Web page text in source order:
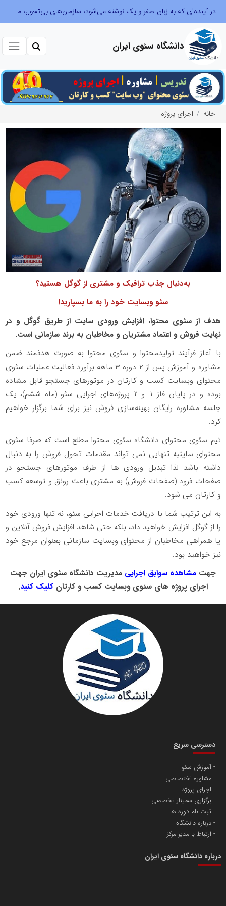
در آینده‌ای که به زبان صفر و یک نوشته می‌شود، سازمان‌های بی‌تحول، محکوم به فراموشی‌اند نوآوری و یادگیری دیجیتال؛ کلید تحول در
دانشگاه سئوی ایران
خانه اجرای پروژه
به‌دنبال جذب ترافیک و مشتری از گوگل هستید؟
سئو وبسایت خود را به ما بسپارید!
هدف از سئوی محتوا، افزایش ورودی سایت از طریق گوگل و در
نهایت فروش و اعتماد مشتریان و مخاطبان به برند سازمانی است.
با آغاز فرآیند تولیدمحتوا و سئوی محتوا به صورت هدفمند ضمن
مشاوره و آموزش پس از 2 دوره 3 ماهه برآورد فعالیت عملیات سئوی
محتوای وبسایت کسب و کارتان در موتورهای جستجو قابل مشاده
بوده و در پایان فاز ۱ و ۲ پروژه‌های اجرایی سئو (ماه ششم)، یک
جلسه مشاوره رایگان بهینه‌سازی فروش نیز برای شما برگزار خواهیم
کرد.
تیم سئوی محتوای دانشگاه سئوی محتوا مطلع است که صرفا سئوی
محتوای سایتبه تنهایی نمی تواند مقدمات تحول فروش را به دنبال
داشته باشد لذا تبدیل ورودی ها از طرف موتورهای جستجو در
صفحات فرود (صفحات فروش) به مشتری باعث رونق و توسعه کسب
و کارتان می شود.
به این ترتیب شما با دریافت خدمات اجرایی سئو، نه تنها ورودی خود
را از گوگل افزایش خواهید داد، بلکه حتی شاهد افزایش فروش آنلاین و
یا همراهی مخاطبان از محتوای وبسایت سازمانی بعنوان مرجع خود
نیز خواهید بود.
جهت مشاهده سوابق اجرایی مدیریت دانشگاه سئوی ایران جهت
اجرای پروژه های سئوی وبسایت کسب و کارتان کلیک کنید.
دسترسی سریع
آموزش سئو
مشاوره اختصاصی
اجرای پروژه
برگزاری سمینار تخصصی
ثبت نام دوره ها
درباره دانشگاه
ارتباط با مدیر مرکز
درباره دانشگاه سئوی ایران